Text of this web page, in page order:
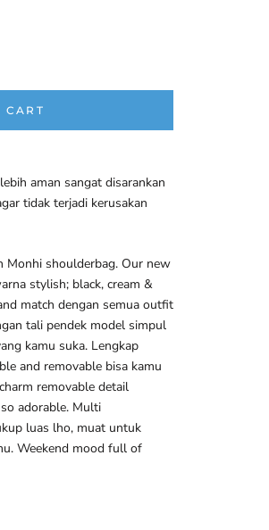
CART
aman sangat disarankan
tidak terjadi kerusakan
Monhi shoulderbag. Our new
stylish; black, cream &
match dengan semua outfit
tali pendek model simpul
kamu suka. Lengkap
and removable bisa kamu
removable detail
adorable. Multi
luas lho, muat untuk
Weekend mood full of